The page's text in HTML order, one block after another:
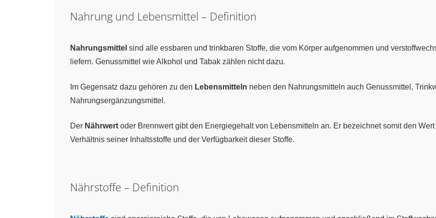
Nahrung und Lebensmittel – Definition
Nahrungsmittel sind alle essbaren und trinkbaren Stoffe, die vom Körper aufgenommen und
liefern. Genussmittel wie Alkohol und Tabak zählen nicht dazu.
Im Gegensatz dazu gehören zu den Lebensmitteln neben den Nahrungsmitteln auch Genussmittel,
Nahrungsergänzungsmittel.
Der Nährwert oder Brennwert gibt den Energiegehalt von Lebensmitteln an. Er bezeichnet somit den
Verhältnis seiner Inhaltsstoffe und der Verfügbarkeit dieser Stoffe.
Nährstoffe – Definition